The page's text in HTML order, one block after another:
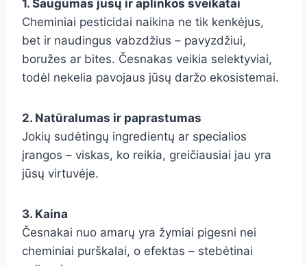
1. Saugumas jūsų ir aplinkos sveikatai
Cheminiai pesticidai naikina ne tik kenkėjus,
bet ir naudingus vabzdžius – pavyzdžiui,
boružes ar bites. Česnakas veikia selektyviai,
todėl nekelia pavojaus jūsų daržo ekosistemai.
2. Natūralumas ir paprastumas
Jokių sudėtingų ingredientų ar specialios
įrangos – viskas, ko reikia, greičiausiai jau yra
jūsų virtuvėje.
3. Kaina
Česnakai nuo amarų yra žymiai pigesni nei
cheminiai purškalai, o efektas – stebėtinai